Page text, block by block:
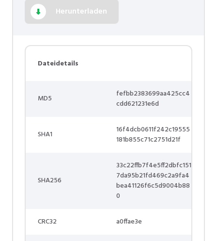
Herunterladen
Dateidetails
MD5
fefbb2383699aa425cc4
cdd621231e6d
SHA1
16f4dcb0611f242c19555
181b855c71c2751d21f
SHA256
33c22ffb7f4e5ff2dbfc151
7da95b21fd469c2a9fa4
bea41126f6c5d9004b88
0
CRC32 a0ffae3e